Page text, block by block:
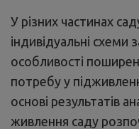
У різних частинах
індивідуальні схеми
особливості
потребу у
основі результатів
живлення саду